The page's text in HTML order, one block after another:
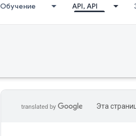
Обучение API, API
Эта